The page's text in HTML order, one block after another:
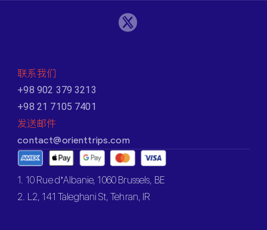
联系我们
+98 902 379 3213
+98 21 7105 7401
发送邮件
contact@orienttrips.com
1. 10 Rue d’Albanie, 1060 Brussels, BE
2. L2, 141 Taleghani St, Tehran, IR